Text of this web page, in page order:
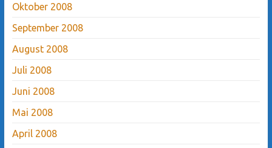
Oktober 2008
September 2008
August 2008
Juli 2008
Juni 2008
Mai 2008
April 2008